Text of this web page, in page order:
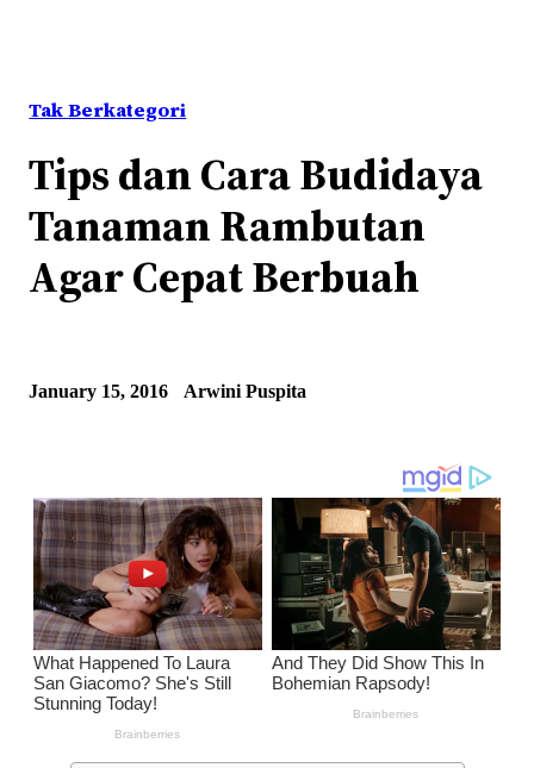
Tak Berkategori
Tips dan Cara Budidaya
Tanaman Rambutan
Agar Cepat Berbuah
January 15, 2016 Arwini Puspita